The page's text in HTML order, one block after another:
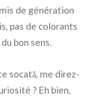
de génération
pas de colorants
bon sens.
socată, me direz-
? Eh bien,